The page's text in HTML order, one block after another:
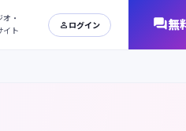
日本最大級、フィット
オンラインフィットネス